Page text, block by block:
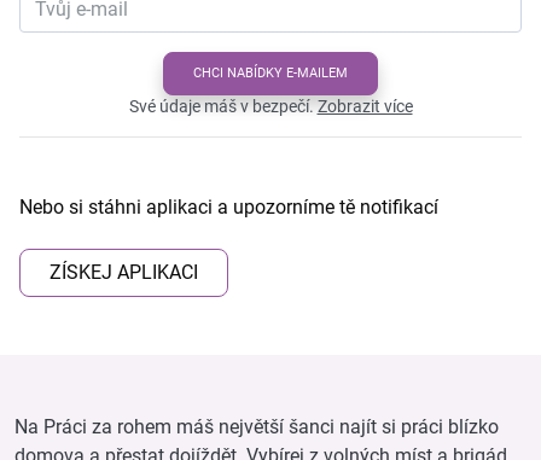
CHCI NABÍDKY E-MAILEM
Své údaje máš v bezpečí.Zobrazit více
Nebo si stáhni aplikaci a upozorníme tě notifikací
ZÍSKEJ APLIKACI
Na Práci za rohem máš největší šanci najít si práci blízko
domova a přestat dojíždět. Vybírej z volných míst a brigád